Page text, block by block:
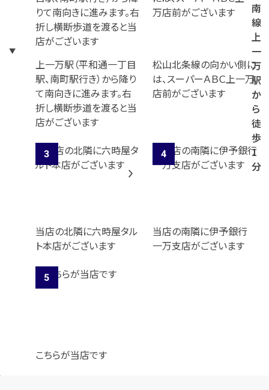
ら
お
回
り
く
だ
さ
い
）
南
線
上
一
万
駅
か
ら
徒
歩
1
分
上一万駅（平和通一丁目
駅、南町駅行き）から降り
て南向きに進みます。右
折し横断歩道を渡ると当
店がございます
松山北条線の向かい側に
は、スーパーＡＢＣ上一万
店前がございます
当店の北隣に六時屋タル
ト本店がございます
当店の南隣に伊予銀行
一万支店がございます
こちらが当店です